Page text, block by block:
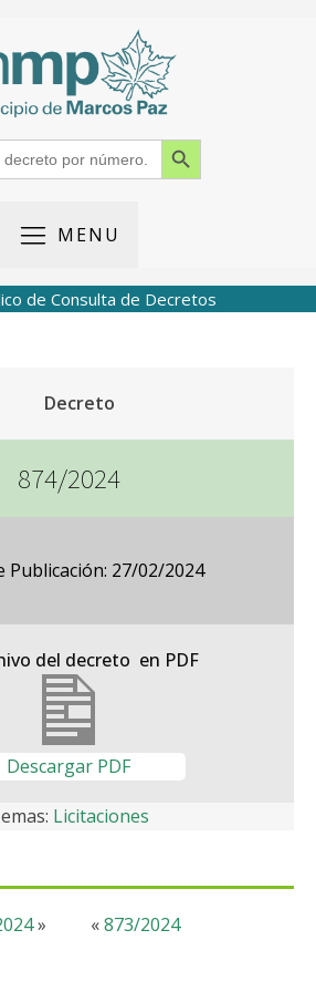
Search Button
MENU
de Consulta de Decretos
Decreto
874/2024
Publicación: 27/02/2024
del decreto en PDF
Descargar PDF
Licitaciones
«873/2024
»